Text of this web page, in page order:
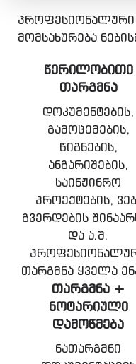
მომსახურება
ᲬᲔᲠᲘᲚᲝᲑᲘᲗᲘ
ᲗᲐᲠᲒᲛᲜᲐ
დოკუმენტების,
გამოცემების,
წიგნების,
ანგარიშების,
საინჟინრო
პროექტების,
გვერდების
და ა.შ.
თარგმნა ყველა
ᲗᲐᲠᲒᲛᲜᲐ +
ᲜᲝᲢᲐᲠᲘᲣᲚᲘ
ᲓᲐᲛᲝᲬᲛᲔᲑᲐ
ნათარგმნი